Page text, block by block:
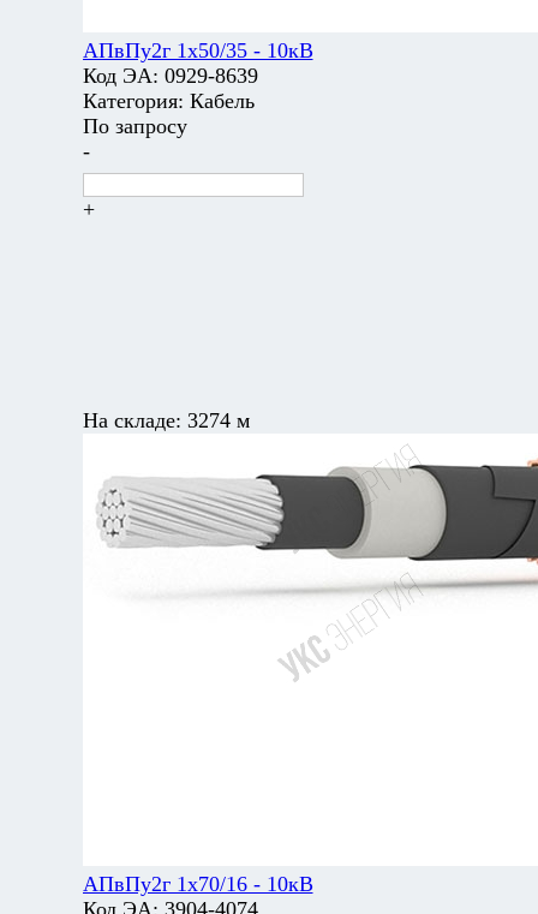
АПвПу2г 1х50/35 - 10кВ
Код ЭА: 0929-8639
Категория: Кабель
По запросу
-
+
На складе: 3274 м
АПвПу2г 1х70/16 - 10кВ
Код ЭА: 3904-4074